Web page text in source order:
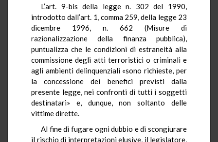
L’art. 9-bis della legge n. 302 del 1990,
introdotto dall’art. 1, comma 259, della legge 23
dicembre 1996, n. 662 (Misure di
razionalizzazione della finanza pubblica),
puntualizza che le condizioni di estraneità alla
commissione degli atti terroristici o criminali e
agli ambienti delinquenziali «sono richieste, per
la concessione dei benefici previsti dalla
presente legge, nei confronti di tutti i soggetti
destinatari» e, dunque, non soltanto delle
vittime dirette.
Al fine di fugare ogni dubbio e di scongiurare
il rischio di interpretazioni elusive, il legislatore,